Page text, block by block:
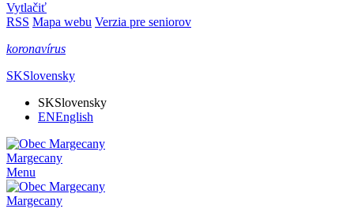
Vytlačiť
RSS Mapa webu Verzia pre seniorov
koronavírus
SKSlovensky
SKSlovensky
ENEnglish
Margecany
Menu
Margecany